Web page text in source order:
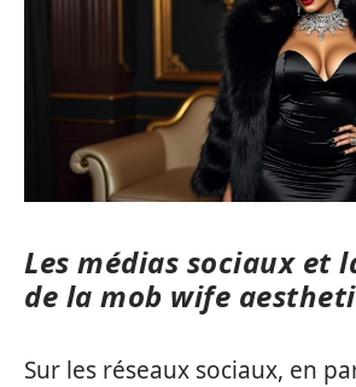
Les médias sociaux et
de la mob wife
Sur les réseaux sociaux, en